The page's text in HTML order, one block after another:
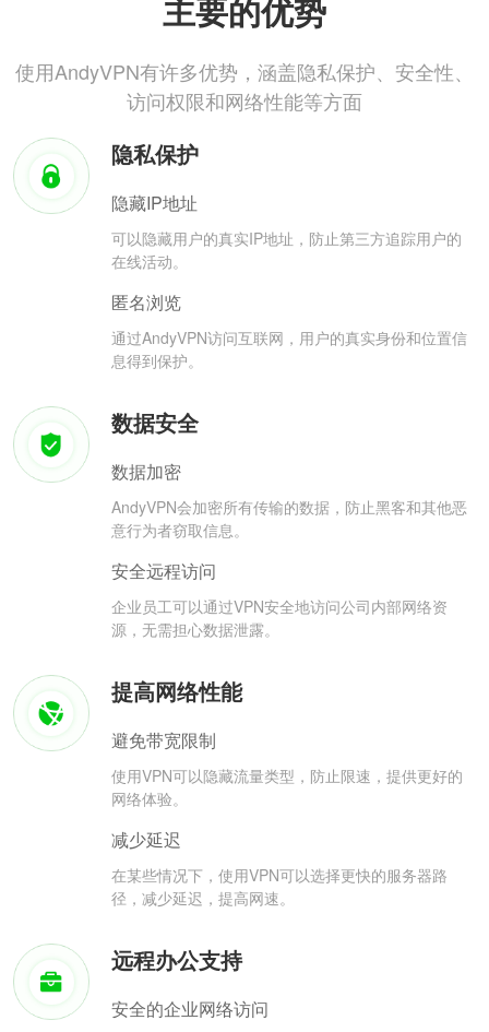
主要的优势
使用AndyVPN有许多优势，涵盖隐私保护、安全性、
访问权限和网络性能等方面
隐私保护
隐藏IP地址
可以隐藏用户的真实IP地址，防止第三方追踪用户的
在线活动。
匿名浏览
通过AndyVPN访问互联网，用户的真实身份和位置信
息得到保护。
数据安全
数据加密
AndyVPN会加密所有传输的数据，防止黑客和其他恶
意行为者窃取信息。
安全远程访问
企业员工可以通过VPN安全地访问公司内部网络资
源，无需担心数据泄露。
提高网络性能
避免带宽限制
使用VPN可以隐藏流量类型，防止限速，提供更好的
网络体验。
减少延迟
在某些情况下，使用VPN可以选择更快的服务器路
径，减少延迟，提高网速。
远程办公支持
安全的企业网络访问